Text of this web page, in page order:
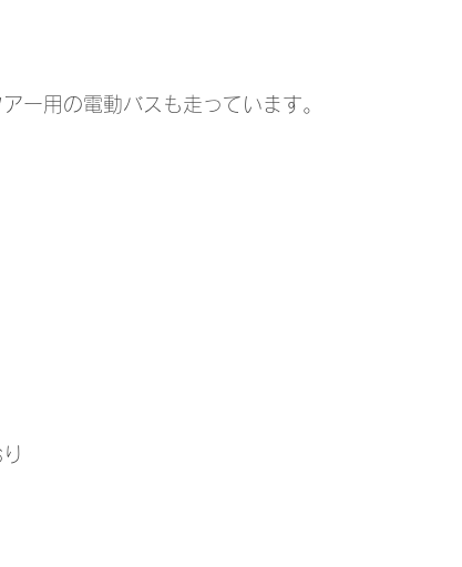
ー用の電動バスも走っています。